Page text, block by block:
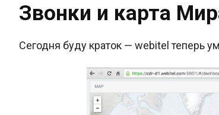
Звонки и карта
Сегодня буду краток — webitel теперь